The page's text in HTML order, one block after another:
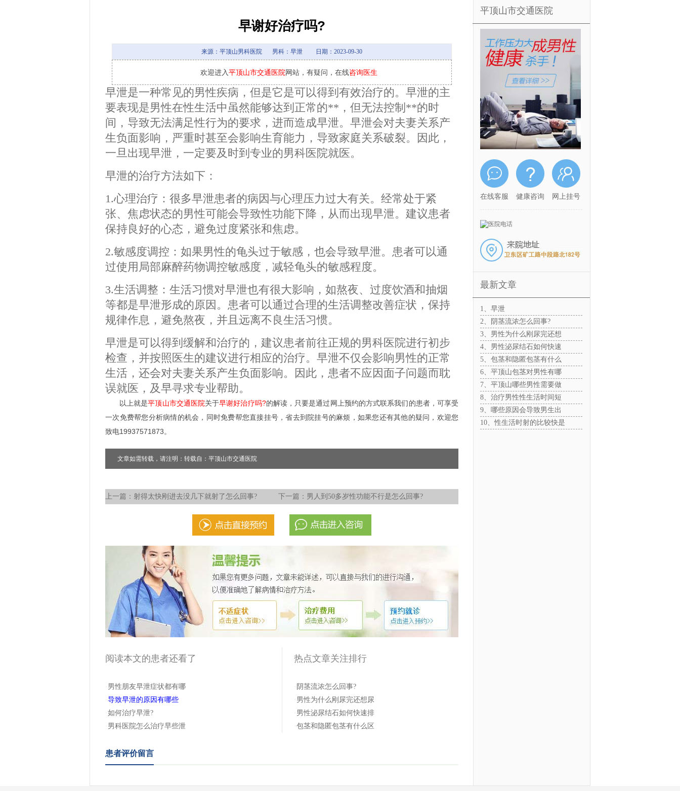
早谢好治疗吗?
来源：平顶山男科医院 男科：早泄 日期：2023-09-30
欢迎进入平顶山市交通医院网站，有疑问，在线咨询医生
早泄是一种常见的男性疾病，但是它是可以得到有效治疗的。早泄的主
要表现是男性在性生活中虽然能够达到正常的**，但无法控制**的时
间，导致无法满足性行为的要求，进而造成早泄。早泄会对夫妻关系产
生负面影响，严重时甚至会影响生育能力，导致家庭关系破裂。因此，
一旦出现早泄，一定要及时到专业的男科医院就医。
早泄的治疗方法如下：
1.心理治疗：很多早泄患者的病因与心理压力过大有关。经常处于紧
张、焦虑状态的男性可能会导致性功能下降，从而出现早泄。建议患者
保持良好的心态，避免过度紧张和焦虑。
2.敏感度调控：如果男性的龟头过于敏感，也会导致早泄。患者可以通
过使用局部麻醉药物调控敏感度，减轻龟头的敏感程度。
3.生活调整：生活习惯对早泄也有很大影响，如熬夜、过度饮酒和抽烟
等都是早泄形成的原因。患者可以通过合理的生活调整改善症状，保持
规律作息，避免熬夜，并且远离不良生活习惯。
早泄是可以得到缓解和治疗的，建议患者前往正规的男科医院进行初步
检查，并按照医生的建议进行相应的治疗。早泄不仅会影响男性的正常
生活，还会对夫妻关系产生负面影响。因此，患者不应因面子问题而耽
误就医，及早寻求专业帮助。
以上就是平顶山市交通医院关于早谢好治疗吗?的解读，只要是通过网上预约的方式联系我们的患者，可享受
一次免费帮您分析病情的机会，同时免费帮您直接挂号，省去到院挂号的麻烦，如果您还有其他的疑问，欢迎您
致电19937571873。
文章如需转载，请注明：转载自：平顶山市交通医院
上一篇： 射得太快刚进去没几下就射了怎么回事? 下一篇： 男人到50多岁性功能不行是怎么回事?
阅读本文的患者还看了
· 男性朋友早泄症状都有哪
·导致早泄的原因有哪些
·如何治疗早泄?
· 男科医院怎么治疗早些泄
热点文章关注排行
· 阴茎流浓怎么回事?
· 男性为什么刚尿完还想尿
· 男性泌尿结石如何快速排
·包茎和隐匿包茎有什么区
患者评价留言
平顶山市交通医院
在线客服 健康咨询 网上挂号
最新文章
1、早泄
2、阴茎流浓怎么回事?
3、男性为什么刚尿完还想
4、男性泌尿结石如何快速
5、包茎和隐匿包茎有什么
6、平顶山包茎对男性有哪
7、平顶山哪些男性需要做
8、治疗男性性生活时间短
9、哪些原因会导致男生出
10、性生活时射的比较快是